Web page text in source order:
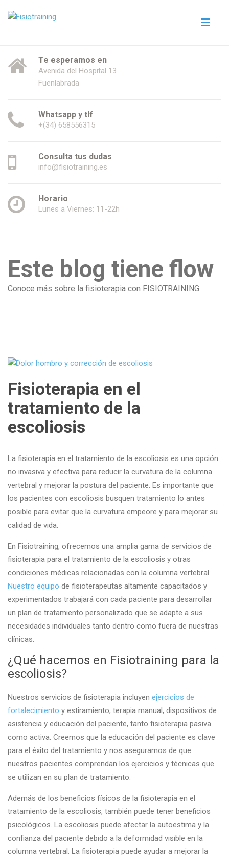
Te esperamos en
Avenida del Hospital 13
Fuenlabrada
Whatsapp y tlf
+(34) 658556315
Consulta tus dudas
info@fisiotraining.es
Horario
Lunes a Viernes: 11-22h
Este blog tiene flow
Conoce más sobre la fisioterapia con FISIOTRAINING
Fisioterapia en el
tratamiento de la
escoliosis
La fisioterapia en el tratamiento de la escoliosis es una opción
no invasiva y efectiva para reducir la curvatura de la columna
vertebral y mejorar la postura del paciente. Es importante que
los pacientes con escoliosis busquen tratamiento lo antes
posible para evitar que la curvatura empeore y para mejorar su
calidad de vida.
En Fisiotraining, ofrecemos una amplia gama de servicios de
fisioterapia para el tratamiento de la escoliosis y otras
condiciones médicas relacionadas con la columna vertebral.
Nuestro equipo de fisioterapeutas altamente capacitados y
experimentados trabajará con cada paciente para desarrollar
un plan de tratamiento personalizado que se adapte a sus
necesidades individuales tanto dentro como fuera de nuestras
clínicas.
¿Qué hacemos en Fisiotraining para la
escoliosis?
Nuestros servicios de fisioterapia incluyen ejercicios de
fortalecimiento y estiramiento, terapia manual, dispositivos de
asistencia y educación del paciente, tanto fisioterapia pasiva
como activa. Creemos que la educación del paciente es clave
para el éxito del tratamiento y nos aseguramos de que
nuestros pacientes comprendan los ejercicios y técnicas que
se utilizan en su plan de tratamiento.
Además de los beneficios físicos de la fisioterapia en el
tratamiento de la escoliosis, también puede tener beneficios
psicológicos. La escoliosis puede afectar la autoestima y la
confianza del paciente debido a la deformidad visible en la
columna vertebral. La fisioterapia puede ayudar a mejorar la